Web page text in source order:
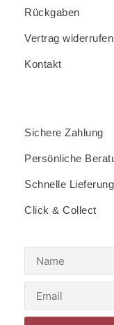
Rückgaben
Vertrag widerrufen
Kontakt
Sichere Zahlung
Persönliche
Schnelle Lieferung
Click & Collect